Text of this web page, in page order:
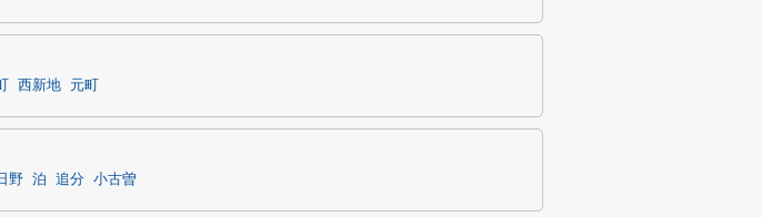
西新地 元町
野 泊 追分 小古曽